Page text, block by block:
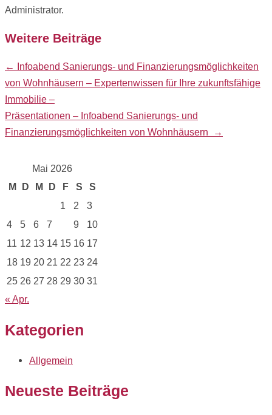
Administrator.
Weitere Beiträge
Posts
navigation
← Infoabend Sanierungs- und Finanzierungsmöglichkeiten
von Wohnhäusern – Expertenwissen für Ihre zukunftsfähige
Immobilie –
Präsentationen – Infoabend Sanierungs- und
Finanzierungsmöglichkeiten von Wohnhäusern →
Mai 2026
M D M D F S
S
1
2
3
4
5 6 7 9
10
11 12 13 14 15 16 17
18 19 20 21 22 23 24
25 26 27 28 29 30 31
« Apr.
Kategorien
Allgemein
Neueste Beiträge